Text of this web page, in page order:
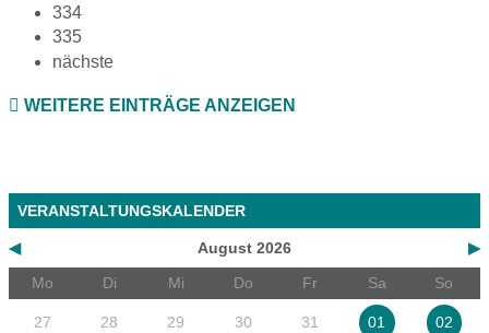
334
335
nächste
WEITERE EINTRÄGE ANZEIGEN
VERANSTALTUNGSKALENDER
◀ ▶
August 2026
Mo
Di Mi Do Fr Sa So
27 28 29 30 31 01 02